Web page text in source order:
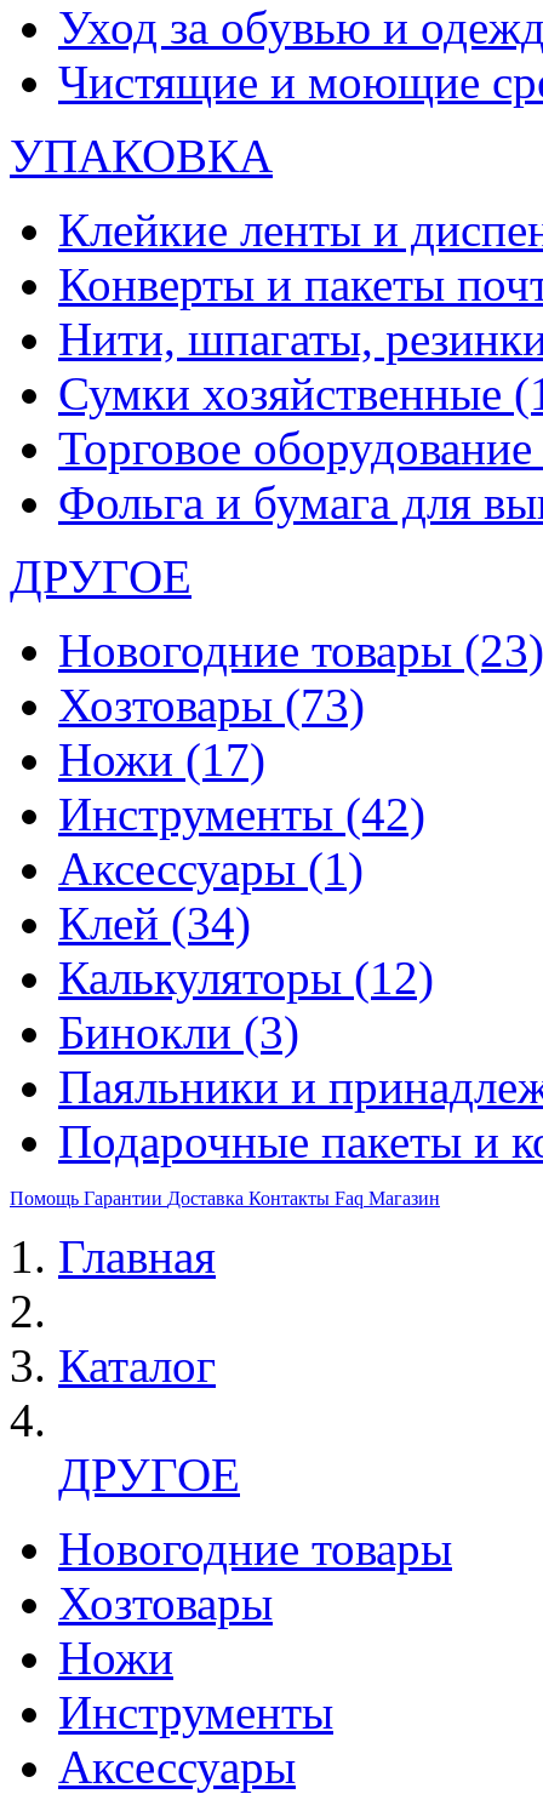
Уход за обувью и
Чистящие и моющие
УПАКОВКА
Клейкие ленты и
Конверты и пакеты
Нити, шпагаты,
Сумки хозяйственные
Торговое оборудование
Фольга и бумага для
ДРУГОЕ
Новогодние товары (23)
Хозтовары (73)
Ножи (17)
Инструменты (42)
Аксессуары (1)
Клей (34)
Калькуляторы (12)
Бинокли (3)
Паяльники и
Подарочные пакеты и
Помощь Гарантии Доставка Контакты Faq Магазин
Главная
Каталог
ДРУГОЕ
Новогодние товары
Хозтовары
Ножи
Инструменты
Аксессуары